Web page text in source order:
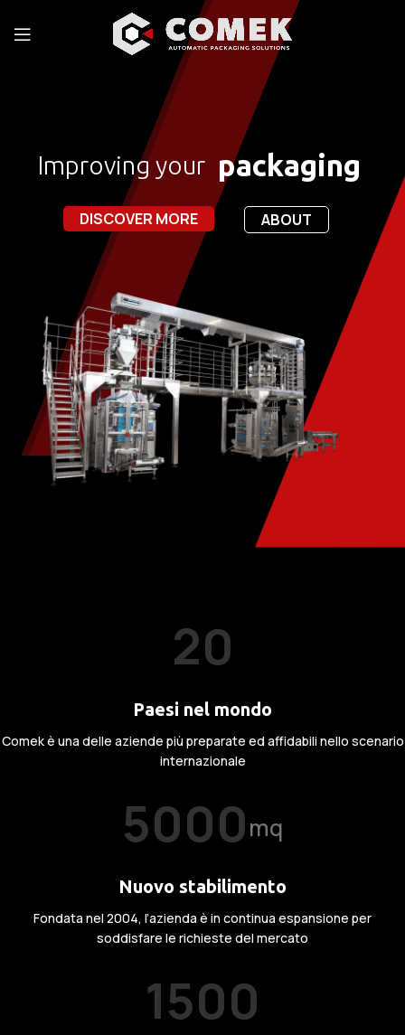
DISCOVER MORE
Improving your packaging
ABOUT
20
Paesi nel mondo
Comek è una delle aziende più preparate ed affidabili nello scenario
internazionale
5000mq
Nuovo stabilimento
Fondata nel 2004, l’azienda è in continua espansione per
soddisfare le richieste del mercato
1500